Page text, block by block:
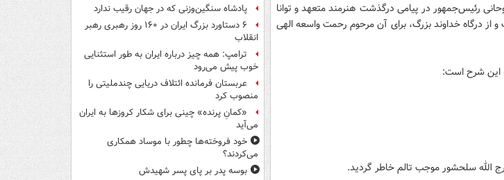
رئیس‌جمهور در پیامی درگذشت هنرمند متعهد و توانا
درگاه خداوند بزرگ، برای آن مرحوم رحمت واسعه الهی
این شرح است:
الله سلحشور موجب تالم خاطر گردید.
پادشاه سنگین‌وزنی که در جهان رقیب ندارد
۶ دستاورد بزرگ ایران در ۱۶۰ روز رهبری رهبر
انقلاب
ترامپ: همه چیز درباره ایران به طور استثنایی
خوب پیش می‌رود
عربستان فرمانده ائتلاف دریایی چندملیتی را
منصوب کرد
«کمانِ پرنده» چینی برای شکار کروزها به ایران
می‌آید
خود فروخته‌ها چطور با موساد همکاری
می‌کردند؟
بوسه‌ پدر بر پای پسر شهیدش